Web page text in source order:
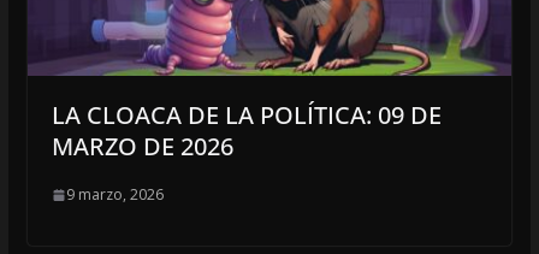
LA CLOACA DE LA POLÍTICA: 09 DE
MARZO DE 2026
9 marzo, 2026